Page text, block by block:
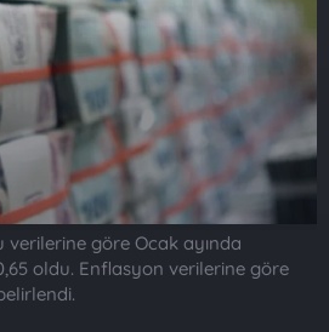
göre Ocak ayında
oldu. Enflasyon verilerine göre